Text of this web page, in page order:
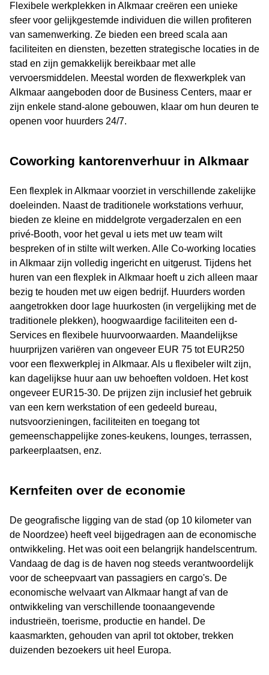
Flexibele werkplekken in Alkmaar creëren een unieke
sfeer voor gelijkgestemde individuen die willen profiteren
van samenwerking. Ze bieden een breed scala aan
faciliteiten en diensten, bezetten strategische locaties in de
stad en zijn gemakkelijk bereikbaar met alle
vervoersmiddelen. Meestal worden de flexwerkplek van
Alkmaar aangeboden door de Business Centers, maar er
zijn enkele stand-alone gebouwen, klaar om hun deuren te
openen voor huurders 24/7.
Coworking kantorenverhuur in Alkmaar
Een flexplek in Alkmaar voorziet in verschillende zakelijke
doeleinden. Naast de traditionele workstations verhuur,
bieden ze kleine en middelgrote vergaderzalen en een
privé-Booth, voor het geval u iets met uw team wilt
bespreken of in stilte wilt werken. Alle Co-working locaties
in Alkmaar zijn volledig ingericht en uitgerust. Tijdens het
huren van een flexplek in Alkmaar hoeft u zich alleen maar
bezig te houden met uw eigen bedrijf. Huurders worden
aangetrokken door lage huurkosten (in vergelijking met de
traditionele plekken), hoogwaardige faciliteiten een d-
Services en flexibele huurvoorwaarden. Maandelijkse
huurprijzen variëren van ongeveer EUR 75 tot EUR250
voor een flexwerkplej in Alkmaar. Als u flexibeler wilt zijn,
kan dagelijkse huur aan uw behoeften voldoen. Het kost
ongeveer EUR15-30. De prijzen zijn inclusief het gebruik
van een kern werkstation of een gedeeld bureau,
nutsvoorzieningen, faciliteiten en toegang tot
gemeenschappelijke zones-keukens, lounges, terrassen,
parkeerplaatsen, enz.
Kernfeiten over de economie
De geografische ligging van de stad (op 10 kilometer van
de Noordzee) heeft veel bijgedragen aan de economische
ontwikkeling. Het was ooit een belangrijk handelscentrum.
Vandaag de dag is de haven nog steeds verantwoordelijk
voor de scheepvaart van passagiers en cargo's. De
economische welvaart van Alkmaar hangt af van de
ontwikkeling van verschillende toonaangevende
industrieën, toerisme, productie en handel. De
kaasmarkten, gehouden van april tot oktober, trekken
duizenden bezoekers uit heel Europa.